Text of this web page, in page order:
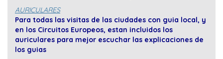
AURICULARES
Para todas las visitas de las ciudades con guia local, y
en los Circuitos Europeos, estan incluidos los
auriculares para mejor escuchar las explicaciones de
los guias